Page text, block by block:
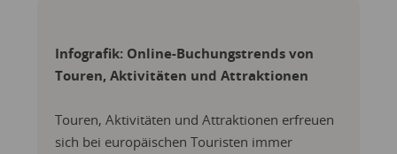
Infografik: Online-Buchungstrends von
Touren, Aktivitäten und Attraktionen
Touren, Aktivitäten und Attraktionen erfreuen
sich bei europäischen Touristen immer